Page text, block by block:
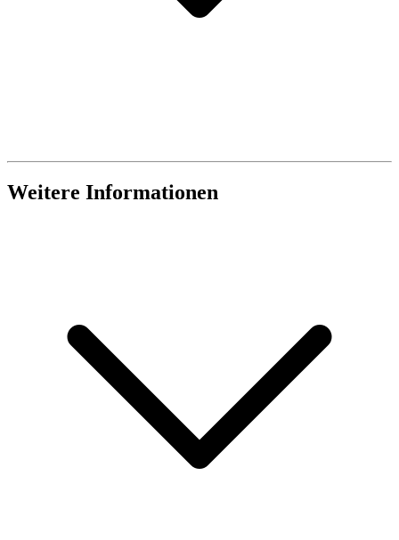
Weitere Informationen